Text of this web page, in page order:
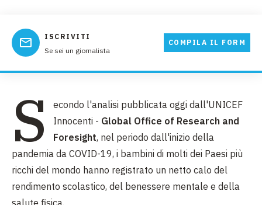
ISCRIVITI
Se sei un giornalista
COMPILA IL FORM
S
econdo l'analisi pubblicata oggi dall'UNICEF
Innocenti - Global Office of Research and
Foresight, nel periodo dall'inizio della
pandemia da COVID-19, i bambini di molti dei Paesi più
ricchi del mondo hanno registrato un netto calo del
rendimento scolastico, del benessere mentale e della
salute fisica.